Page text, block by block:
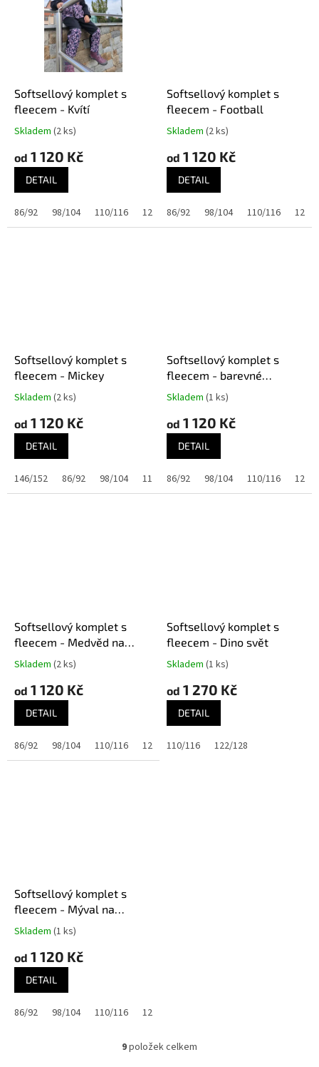
Softsellový komplet s
fleecem - Kvítí
Skladem (2 ks)
od 1 120 Kč
DETAIL
86/92 98/104 110/116 122/128 134/140 145/152
Softsellový komplet s
fleecem - Football
Skladem (2 ks)
od 1 120 Kč
DETAIL
86/92 98/104 110/116 122/
Softsellový komplet s
fleecem - Mickey
Skladem (2 ks)
od 1 120 Kč
DETAIL
146/152 86/92 98/104 110/116 122/128 134/140
Softsellový komplet s
fleecem - barevné
zvířátka
Skladem (1 ks)
od 1 120 Kč
DETAIL
86/92 98/104 110/116 122/
Softsellový komplet s
fleecem - Medvěd na
noční obloze
Skladem (2 ks)
od 1 120 Kč
DETAIL
86/92 98/104 110/116 122/128 134/140 145/152
Softsellový komplet s
fleecem - Dino svět
Skladem (1 ks)
od 1 270 Kč
DETAIL
110/116 122/128
Softsellový komplet s
fleecem - Mýval na
pudrové
Skladem (1 ks)
od 1 120 Kč
DETAIL
86/92 98/104 110/116 122/128
O
9položek celkem